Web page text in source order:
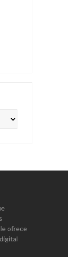
ofrece